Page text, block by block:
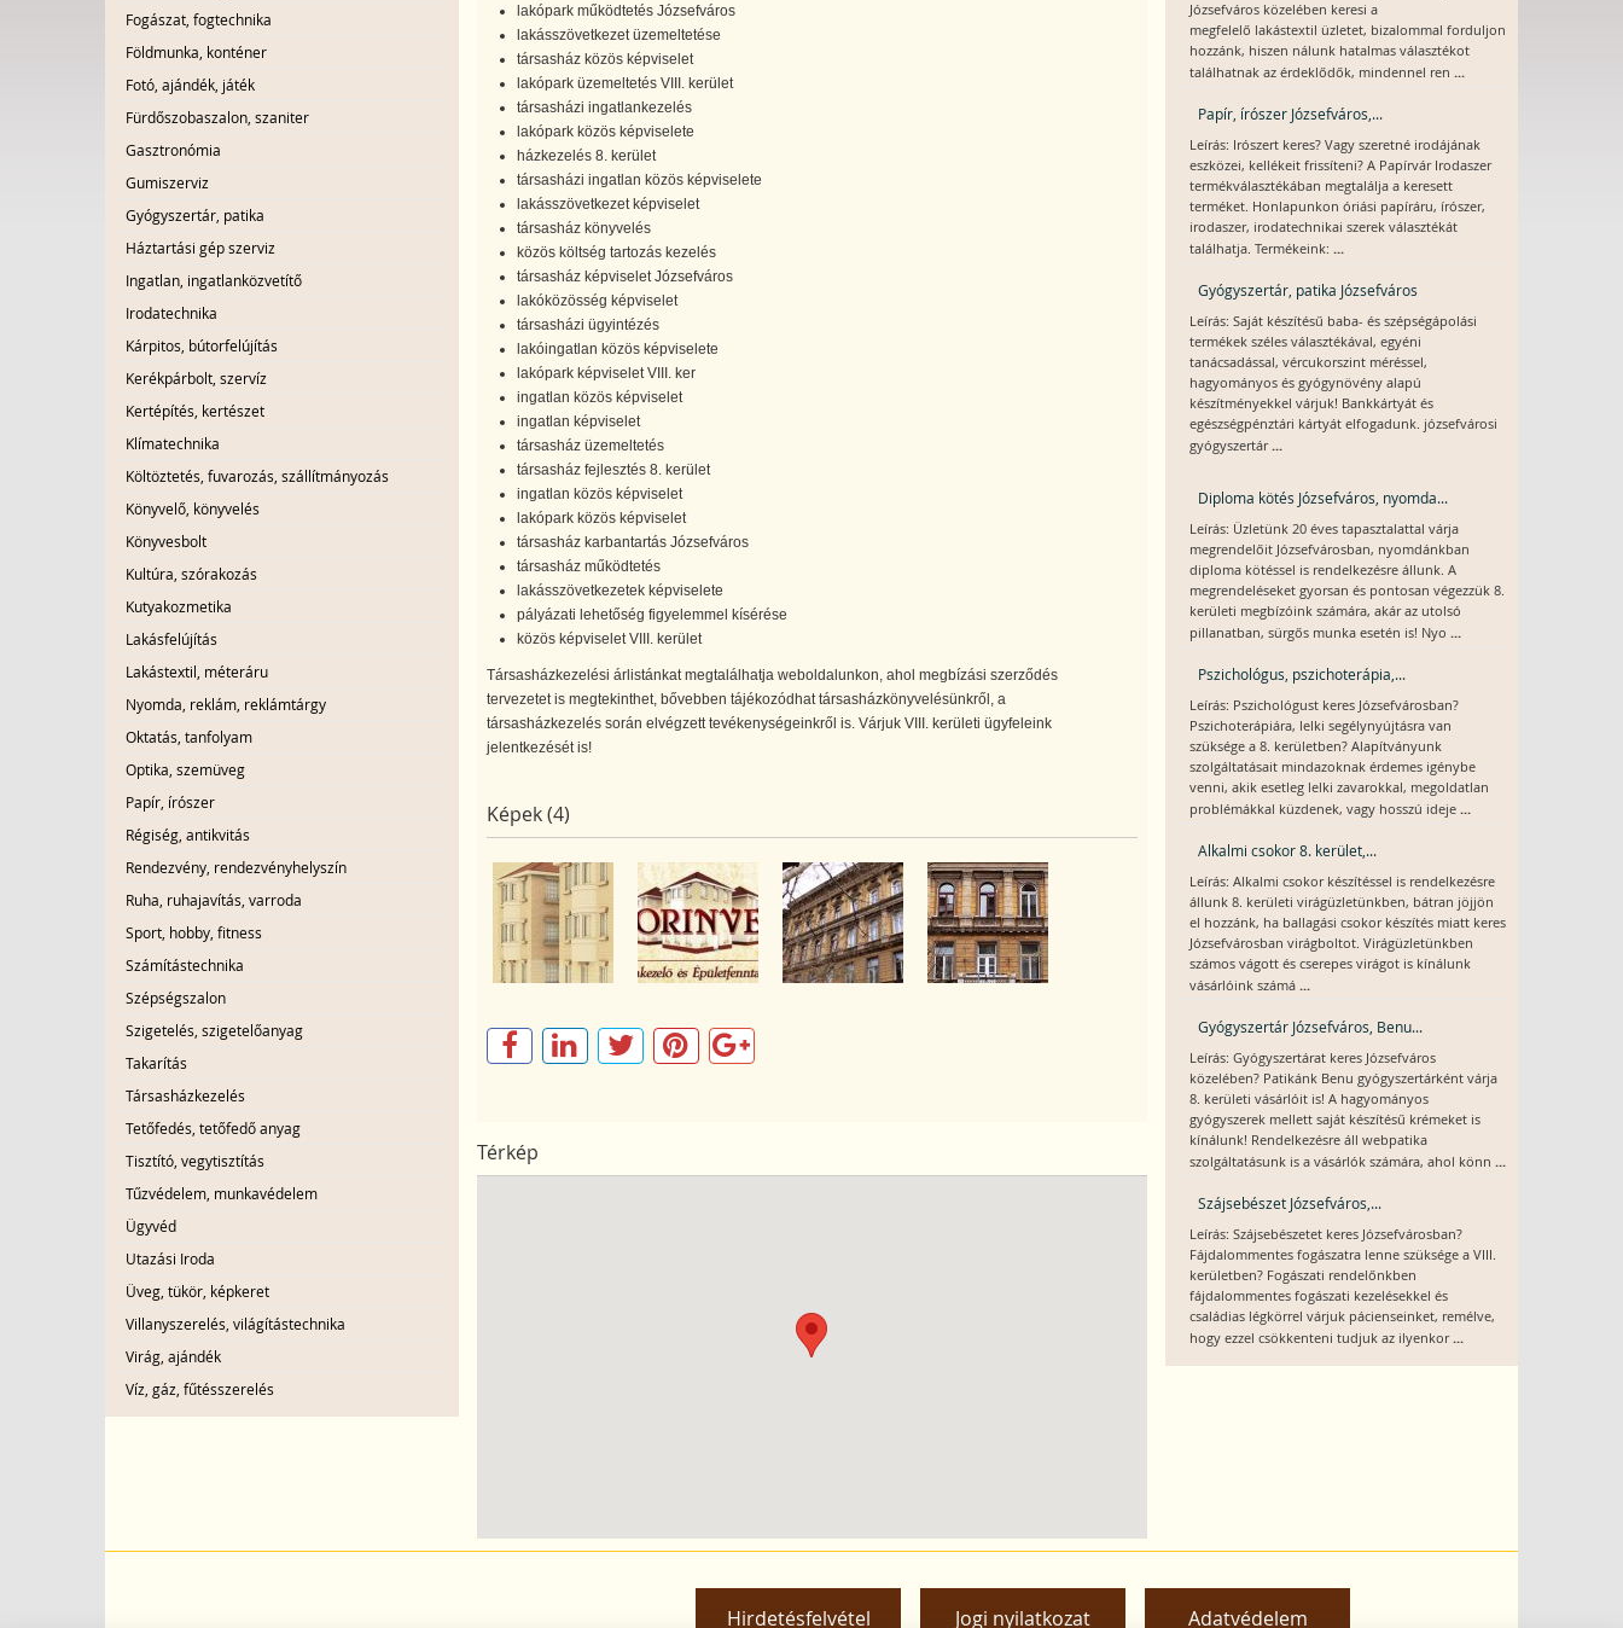
Fogászat, fogtechnika
Földmunka, konténer
Fotó, ajándék, játék
Fürdőszobaszalon, szaniter
Gasztronómia
Gumiszerviz
Gyógyszertár, patika
Háztartási gép szerviz
Ingatlan, ingatlanközvetítő
Irodatechnika
Kárpitos, bútorfelújítás
Kerékpárbolt, szervíz
Kertépítés, kertészet
Klímatechnika
Költöztetés, fuvarozás, szállítmányozás
Könyvelő, könyvelés
Könyvesbolt
Kultúra, szórakozás
Kutyakozmetika
Lakásfelújítás
Lakástextil, méteráru
Nyomda, reklám, reklámtárgy
Oktatás, tanfolyam
Optika, szemüveg
Papír, írószer
Régiség, antikvitás
Rendezvény, rendezvényhelyszín
Ruha, ruhajavítás, varroda
Sport, hobby, fitness
Számítástechnika
Szépségszalon
Szigetelés, szigetelőanyag
Takarítás
Társasházkezelés
Tetőfedés, tetőfedő anyag
Tisztító, vegytisztítás
Tűzvédelem, munkavédelem
Ügyvéd
Utazási Iroda
Üveg, tükör, képkeret
Villanyszerelés, világítástechnika
Virág, ajándék
Víz, gáz, fűtésszerelés
lakópark működtetés Józsefváros
lakásszövetkezet üzemeltetése
társasház közös képviselet
lakópark üzemeltetés VIII. kerület
társasházi ingatlankezelés
lakópark közös képviselete
házkezelés 8. kerület
társasházi ingatlan közös képviselete
lakásszövetkezet képviselet
társasház könyvelés
közös költség tartozás kezelés
társasház képviselet Józsefváros
lakóközösség képviselet
társasházi ügyintézés
lakóingatlan közös képviselete
lakópark képviselet VIII. ker
ingatlan közös képviselet
ingatlan képviselet
társasház üzemeltetés
társasház fejlesztés 8. kerület
ingatlan közös képviselet
lakópark közös képviselet
társasház karbantartás Józsefváros
társasház működtetés
lakásszövetkezetek képviselete
pályázati lehetőség figyelemmel kísérése
közös képviselet VIII. kerület
Társasházkezelési árlistánkat megtalálhatja weboldalunkon, ahol megbízási szerződés
tervezetet is megtekinthet, bővebben tájékozódhat társasházkönyvelésünkről, a
társasházkezelés során elvégzett tevékenységeinkről is. Várjuk VIII. kerületi ügyfeleink
jelentkezését is!
Képek (4)
Térkép
Józsefváros közelében keresi a
megfelelő lakástextil üzletet, bizalommal forduljon
hozzánk, hiszen nálunk hatalmas választékot
találhatnak az érdeklődők, mindennel ren ...
Papír, írószer Józsefváros,...
Leírás: Irószert keres? Vagy szeretné irodájának
eszközei, kellékeit frissíteni? A Papírvár Irodaszer
termékválasztékában megtalálja a keresett
terméket. Honlapunkon óriási papíráru, írószer,
irodaszer, irodatechnikai szerek választékát
találhatja. Termékeink: ...
Gyógyszertár, patika Józsefváros
Leírás: Saját készítésű baba- és szépségápolási
termékek széles választékával, egyéni
tanácsadással, vércukorszint méréssel,
hagyományos és gyógynövény alapú
készítményekkel várjuk! Bankkártyát és
egészségpénztári kártyát elfogadunk. józsefvárosi
gyógyszertár...
Diploma kötés Józsefváros, nyomda...
Leírás: Üzletünk 20 éves tapasztalattal várja
megrendelőit Józsefvárosban, nyomdánkban
diploma kötéssel is rendelkezésre állunk. A
megrendeléseket gyorsan és pontosan végezzük 8.
kerületi megbízóink számára, akár az utolsó
pillanatban, sürgős munka esetén is! Nyo ...
Pszichológus, pszichoterápia,...
Leírás: Pszichológust keres Józsefvárosban?
Pszichoterápiára, lelki segélynyújtásra van
szüksége a 8. kerületben? Alapítványunk
szolgáltatásait mindazoknak érdemes igénybe
venni, akik esetleg lelki zavarokkal, megoldatlan
problémákkal küzdenek, vagy hosszú ideje ...
Alkalmi csokor 8. kerület,...
Leírás: Alkalmi csokor készítéssel is rendelkezésre
állunk 8. kerületi virágüzletünkben, bátran jöjjön
el hozzánk, ha ballagási csokor készítés miatt keres
Józsefvárosban virágboltot. Virágüzletünkben
számos vágott és cserepes virágot is kínálunk
vásárlóink számá ...
Gyógyszertár Józsefváros, Benu...
Leírás: Gyógyszertárat keres Józsefváros
közelében? Patikánk Benu gyógyszertárként várja
8. kerületi vásárlóit is! A hagyományos
gyógyszerek mellett saját készítésű krémeket is
kínálunk! Rendelkezésre áll webpatika
szolgáltatásunk is a vásárlók számára, ahol könn ...
Szájsebészet Józsefváros,...
Leírás: Szájsebészetet keres Józsefvárosban?
Fájdalommentes fogászatra lenne szüksége a VIII.
kerületben? Fogászati rendelőnkben
fájdalommentes fogászati kezelésekkel és
családias légkörrel várjuk pácienseinket, remélve,
hogy ezzel csökkenteni tudjuk az ilyenkor...
Hirdetésfelvétel Jogi nyilatkozat Adatvédelem